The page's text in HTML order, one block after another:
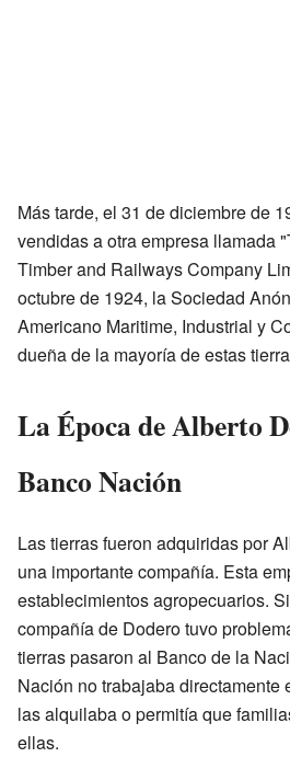
Más tarde, el 31 de diciembre de
vendidas a otra empresa llamada
Timber and Railways Company
octubre de 1924, la Sociedad
Americano Maritime, Industrial y
dueña de la mayoría de estas
La Época de Alberto
Banco Nación
Las tierras fueron adquiridas por
una importante compañía. Esta
establecimientos agropecuarios.
compañía de Dodero tuvo
tierras pasaron al Banco de la
Nación no trabajaba directamente
las alquilaba o permitía que
ellas.